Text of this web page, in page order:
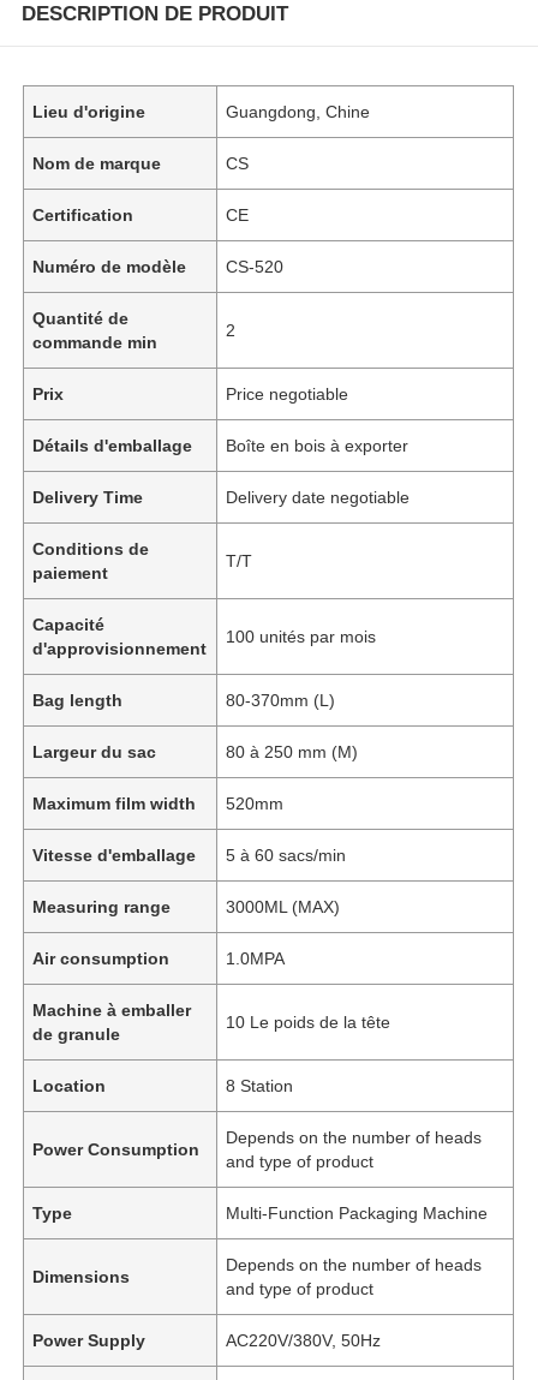
DESCRIPTION DE PRODUIT
Lieu d'origine Guangdong, Chine
Nom de marque CS
Certification CE
Numéro de modèle CS-520
Quantité de
commande min
2
Prix Price negotiable
Détails d'emballage Boîte en bois à exporter
Delivery Time Delivery date negotiable
Conditions de
paiement
T/T
Capacité
d'approvisionnement
100 unités par mois
Bag length 80-370mm (L)
Largeur du sac 80 à 250 mm (M)
Maximum film width 520mm
Vitesse d'emballage 5 à 60 sacs/min
Measuring range 3000ML (MAX)
Air consumption 1.0MPA
Machine à emballer
de granule
10 Le poids de la tête
Location 8 Station
Power Consumption
Depends on the number of heads
and type of product
Type Multi-Function Packaging Machine
Dimensions
Depends on the number of heads
and type of product
Power Supply AC220V/380V, 50Hz